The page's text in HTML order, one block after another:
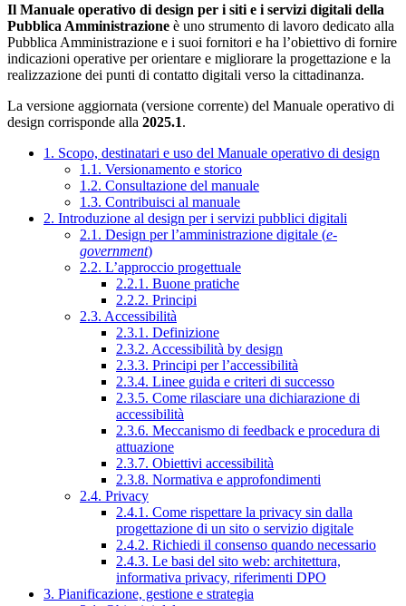
Il Manuale operativo di design per i siti e i servizi digitali della
Pubblica Amministrazione è uno strumento di lavoro dedicato alla
Pubblica Amministrazione e i suoi fornitori e ha l’obiettivo di fornire
indicazioni operative per orientare e migliorare la progettazione e la
realizzazione dei punti di contatto digitali verso la cittadinanza.
La versione aggiornata (versione corrente) del Manuale operativo di
design corrisponde alla 2025.1.
1. Scopo, destinatari e uso del Manuale operativo di design
1.1. Versionamento e storico
1.2. Consultazione del manuale
1.3. Contribuisci al manuale
2. Introduzione al design per i servizi pubblici digitali
2.1. Design per l’amministrazione digitale (e-
government)
2.2. L’approccio progettuale
2.2.1. Buone pratiche
2.2.2. Principi
2.3. Accessibilità
2.3.1. Definizione
2.3.2. Accessibilità by design
2.3.3. Principi per l’accessibilità
2.3.4. Linee guida e criteri di successo
2.3.5. Come rilasciare una dichiarazione di
accessibilità
2.3.6. Meccanismo di feedback e procedura di
attuazione
2.3.7. Obiettivi accessibilità
2.3.8. Normativa e approfondimenti
2.4. Privacy
2.4.1. Come rispettare la privacy sin dalla
progettazione di un sito o servizio digitale
2.4.2. Richiedi il consenso quando necessario
2.4.3. Le basi del sito web: architettura,
informativa privacy, riferimenti DPO
3. Pianificazione, gestione e strategia